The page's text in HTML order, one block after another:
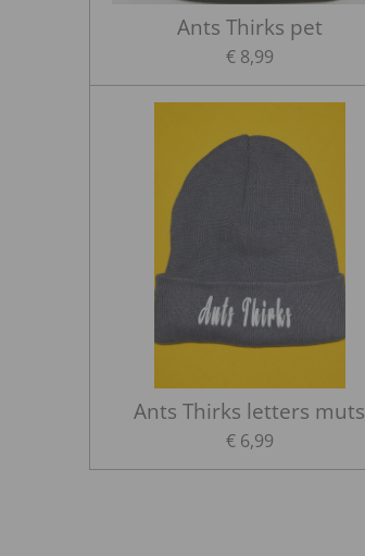
Ants Thirks pet
€ 8,99
Ants Thirks letters muts
€ 6,99